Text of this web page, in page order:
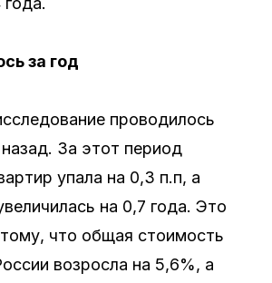
за год
проводилось
За этот период
упала на 0,3 п.п, а
на 0,7 года. Это
что общая стоимость
возросла на 5,6%, а